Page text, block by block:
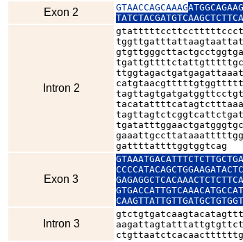
Exon 2 GTAACCAGCAAAG
Intron 2
gattttattttggtggtcag
Exon 3
Intron 3